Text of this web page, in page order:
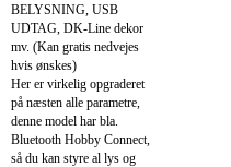
BELYSNING, USB
UDTAG, DK-Line dekor
mv. (Kan gratis nedvejes
hvis ønskes)
Her er virkelig opgraderet
på næsten alle parametre,
denne model har bla.
Bluetooth Hobby Connect,
så du kan styre al lys og